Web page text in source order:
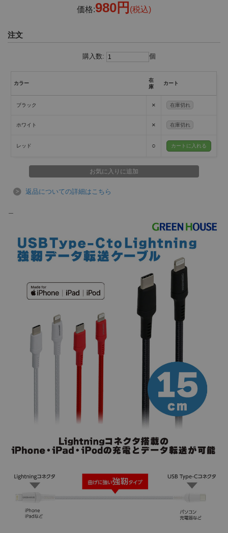
・ケーブル内部に防弾チョッキの素材にも使われるアラミド繊維を採用
価格:980円 (税込)
注文
購入数: 個
カラー
在
庫
カート
ブラック × 在庫切れ
ホワイト × 在庫切れ
レッド ○
返品についての詳細はこちら